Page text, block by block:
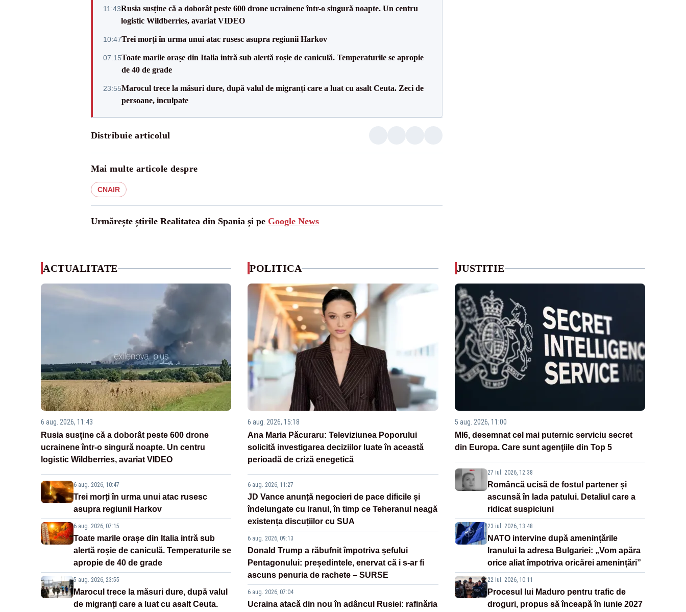
11:43Rusia susține că a doborât peste 600 drone ucrainene într-o singură noapte. Un centru
logistic Wildberries, avariat VIDEO
10:47Trei morți în urma unui atac rusesc asupra regiunii Harkov
07:15Toate marile orașe din Italia intră sub alertă roșie de caniculă. Temperaturile se apropie
de 40 de grade
23:55Marocul trece la măsuri dure, după valul de migranți care a luat cu asalt Ceuta. Zeci de
persoane, inculpate
Distribuie articolul
Mai multe articole despre
CNAIR
Urmărește știrile Realitatea din Spania și pe Google News
ACTUALITATE
6 aug. 2026, 11:43
Rusia susține că a doborât peste 600 drone
ucrainene într-o singură noapte. Un centru
logistic Wildberries, avariat VIDEO
6 aug. 2026, 10:47
Trei morți în urma unui atac rusesc
asupra regiunii Harkov
6 aug. 2026, 07:15
Toate marile orașe din Italia intră sub
alertă roșie de caniculă. Temperaturile se
apropie de 40 de grade
5 aug. 2026, 23:55
Marocul trece la măsuri dure, după valul
de migranți care a luat cu asalt Ceuta.
POLITICA
6 aug. 2026, 15:18
Ana Maria Păcuraru: Televiziunea Poporului
solicită investigarea deciziilor luate în această
perioadă de criză enegetică
6 aug. 2026, 11:27
JD Vance anunță negocieri de pace dificile și
îndelungate cu Iranul, în timp ce Teheranul neagă
existența discuțiilor cu SUA
6 aug. 2026, 09:13
Donald Trump a răbufnit împotriva șefului
Pentagonului: președintele, enervat că i s-ar fi
ascuns penuria de rachete – SURSE
6 aug. 2026, 07:04
Ucraina atacă din nou în adâncul Rusiei: rafinăria
JUSTITIE
5 aug. 2026, 11:00
MI6, desemnat cel mai puternic serviciu secret
din Europa. Care sunt agenţiile din Top 5
27 iul. 2026, 12:38
Româncă ucisă de fostul partener și
ascunsă în lada patului. Detaliul care a
ridicat suspiciuni
23 iul. 2026, 13:48
NATO intervine după amenințările
Iranului la adresa Bulgariei: „Vom apăra
orice aliat împotriva oricărei amenințări”
22 iul. 2026, 10:11
Procesul lui Maduro pentru trafic de
droguri, propus să înceapă în iunie 2027